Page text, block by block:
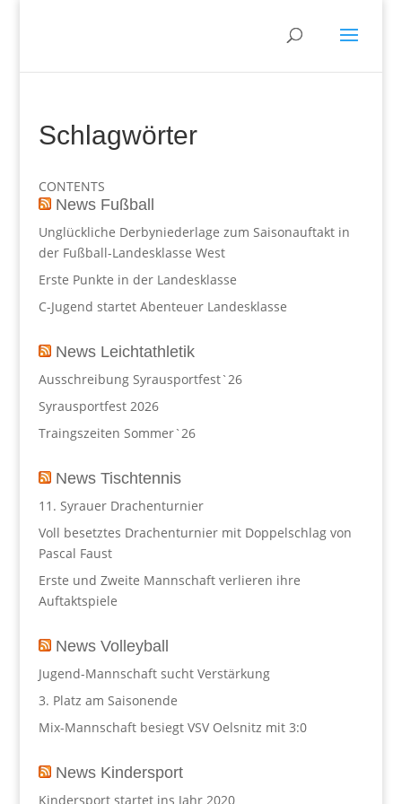
Schlagwörter
CONTENTS
News Fußball
Unglückliche Derbyniederlage zum Saisonauftakt in
der Fußball-Landesklasse West
Erste Punkte in der Landesklasse
C-Jugend startet Abenteuer Landesklasse
News Leichtathletik
Ausschreibung Syrausportfest`26
Syrausportfest 2026
Traingszeiten Sommer`26
News Tischtennis
11. Syrauer Drachenturnier
Voll besetztes Drachenturnier mit Doppelschlag von
Pascal Faust
Erste und Zweite Mannschaft verlieren ihre
Auftaktspiele
News Volleyball
Jugend-Mannschaft sucht Verstärkung
3. Platz am Saisonende
Mix-Mannschaft besiegt VSV Oelsnitz mit 3:0
News Kindersport
Kindersport startet ins Jahr 2020